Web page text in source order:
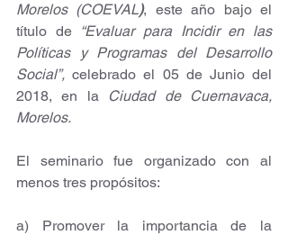
Morelos (COEVAL), este año bajo el
título de “Evaluar para Incidir en las
Políticas y Programas del Desarrollo
Social”, celebrado el 05 de Junio del
2018, en la Ciudad de Cuernavaca,
Morelos.
El seminario fue organizado con al
menos tres propósitos:
a) Promover la importancia de la